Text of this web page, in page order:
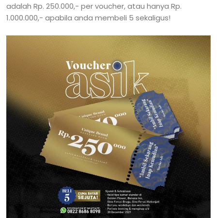
adalah Rp. 250.000,- per voucher, atau hanya Rp.
1.000.000,- apabila anda membeli 5 sekaligus!